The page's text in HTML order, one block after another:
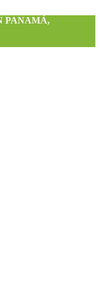
PANAMÁ,